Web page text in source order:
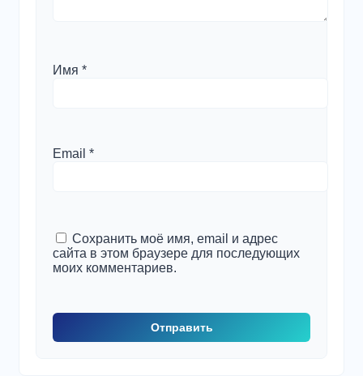
Имя *
Email *
Сохранить моё имя, email и адрес
сайта в этом браузере для последующих
моих комментариев.